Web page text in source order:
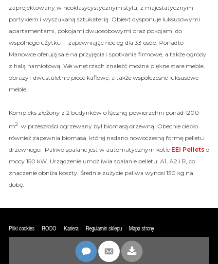
zaprojektowany w neoklasycystycznym stylu, z majestatycznym
portykiem i wyszukaną sztukaterią. Obiekt dysponuje luksusowymi
apartamentami, pokojami dwuosobowymi oraz pokojami do
wspólnego użytku – zapewniając nocleg dla 33 osób. Ponadto
Manowce oferują sale na przyjęcia i spotkania firmowe, a także ogrody
z halą namiotową. We wnętrzach znaleźć można piękne stare meble,
obrazy i dwustuletnie piece kaflowe, a także współczesne luksusowe
meble.
Kompleks złożony z 2 budynków o łącznej powierzchni ponad 1200
m2 w przeszłości ogrzewany był biomasą drzewną. Obecnie ciepło
również zapewnia biomasa, której nadano nowoczesną formę pelletu
drzewnego. Paliwo spalane jest w automatycznym kotle EEI Pellets o
mocy 150 kW. Urządzenie umożliwia spalanie pelletu: A1, A2 i B, co
znaczenie obniża koszty. Średnie zużycie paliwa wynosi 150 kg na
dobę.
Pliki cookies RODO Kariera Regulamin sklepu Mapa strony